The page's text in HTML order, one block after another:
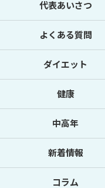
代表あいさつ
よくある質問
ダイエット
健康
中高年
新着情報
コラム